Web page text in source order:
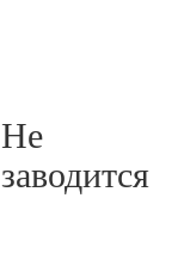
Не
заводится